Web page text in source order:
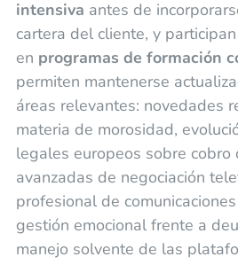
intensiva antes de
cartera del cliente, y
en programas de formación
permiten mantenerse
áreas relevantes: novedades
materia de morosidad,
legales europeos sobre cobro
avanzadas de negociación
profesional de
gestión emocional frente a
manejo solvente de las